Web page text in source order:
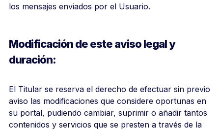
los mensajes enviados por el Usuario.
Modificación de este aviso legal y
duración:
El Titular se reserva el derecho de efectuar sin previo
aviso las modificaciones que considere oportunas en
su portal, pudiendo cambiar, suprimir o añadir tantos
contenidos y servicios que se presten a través de la